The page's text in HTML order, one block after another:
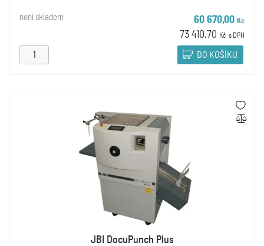
není skladem 60 670,00 Kč
73 410,70 Kč s DPH
DO KOŠÍKU
JBI DocuPunch Plus